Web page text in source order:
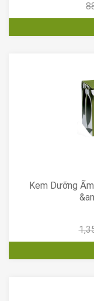
Kem Dưỡng